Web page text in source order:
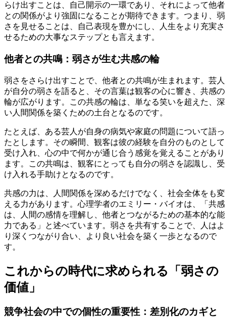
らけ出すことは、自己開示の一環であり、それによって他者
との関係がより強固になることが期待できます。つまり、弱
さを見せることは、自己表現を豊かにし、人生をより充実さ
せるための大事なステップとも言えます。
他者との共鳴：弱さが生む共感の輪
弱さをさらけ出すことで、他者との共鳴が生まれます。芸人
が自分の弱さを語ると、その言葉は観客の心に響き、共感の
輪が広がります。この共感の輪は、単なる笑いを超えた、深
い人間関係を築くための土台となるのです。
たとえば、ある芸人が自身の病気や家庭の問題について語っ
たとします。その瞬間、観客は彼の経験を自分のものとして
受け入れ、心の中で何かが通じ合う感覚を覚えることがあり
ます。この共鳴は、観客にとっても自分の弱さを認識し、受
け入れる手助けとなるのです。
共感の力は、人間関係を深めるだけでなく、社会全体をも変
える力があります。心理学者のエミリー・バイオは、「共感
は、人間の感情を理解し、他者とつながるための基本的な能
力である」と述べています。弱さを共有することで、人はよ
り深くつながり合い、より良い社会を築く一歩となるので
す。
これからの時代に求められる「弱さの
価値」
競争社会の中での個性の重要性：差別化のカギと